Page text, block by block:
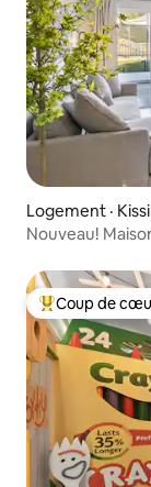
Logement ·
Nouveau!
Coup de cœur
Coup de